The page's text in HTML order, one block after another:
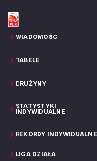
WIADOMOŚCI
TABELE
DRUŻYNY
STATYSTYKI
INDYWIDUALNE
REKORDY INDYWIDUALNE
LIGA DZIAŁA